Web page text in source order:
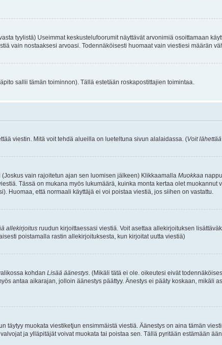
tyylistä) Useimmat keskustelufoorumit näyttävät arvonimiä osoittamaan
vain nostaaksesi arvoasi. Todennäköisesti huomaat vain viestiesi määrän
sallii tämän toiminnon). Tällä estetään roskapostittajien toimintaa.
viestin. Mitä voit tehdä alueilla on lueteltuna sivun alalaidassa. (Voit
vain rajoitetun ajan sen luomisen jälkeen) Klikkaamalla Muokkaa
Tässä on mukana myös lukumäärä, kuinka monta kertaa olet muokannut
Huomaa, että normaali käyttäjä ei voi poistaa viestiä, jos siihen on vastattu.
allekirjoitus ruudun kirjoittaessasi viestiä. Voit asettaa allekirjoituksen
poistamalla rastin allekirjoituksesta, kun kirjoitat uutta viestiä)
kohdan Lisää äänestys . (Mikäli tätä ei ole. oikeutesi eivät
antaa aikarajan, jolloin äänestys päättyy. Änestys ei pääty koskaan, mikäli
muokata viestiketjun ensimmäistä viestiä. Äänestys on aina tämän
ja ylläpitäjät voivat muokata tai poistaa sen. Tällä pyritään estämään